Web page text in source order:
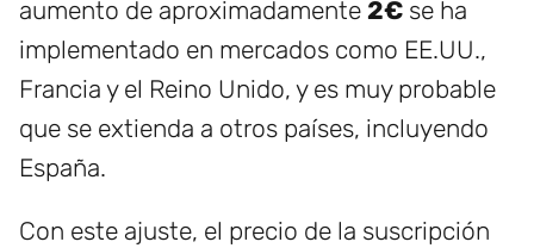
aumento de aproximadamente 2€ se ha
implementado en mercados como EE.UU.,
Francia y el Reino Unido, y es muy probable
que se extienda a otros países, incluyendo
España.
Con este ajuste, el precio de la suscripción